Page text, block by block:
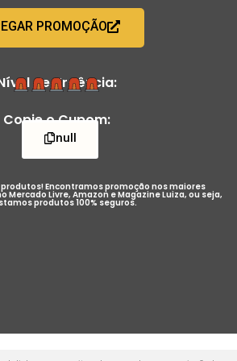
PROMOÇÃO
de Urgência:
Copie o Cupom:
null
Encontramos promoção nos maiores
Mercado Livre, Amazon e Magazine Luiza, ou seja,
produtos 100% seguros.